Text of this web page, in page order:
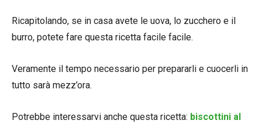
Ricapitolando, se in casa avete le uova, lo zucchero e il
burro, potete fare questa ricetta facile facile.
Veramente il tempo necessario per prepararli e cuocerli in
tutto sarà mezz’ora.
Potrebbe interessarvi anche questa ricetta: biscottini al